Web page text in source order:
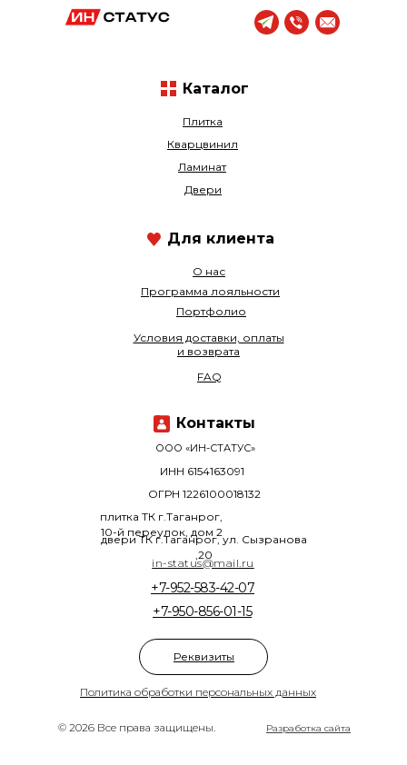
© 2026 Все права защищены.
Политика обработки персональных данных
Плитка
Кварцвинил
+7-950-856-01-15
+7-952-583-42-07
О нас
Ламинат
Программа лояльности
Двери
Портфолио
ООО «ИН-СТАТУС»
плитка ТК г.Таганрог,
10-й переулок, дом 2
двери ТК г.Таганрог, ул. Сызранова
,20
ОГРН 1226100018132
ИНН 6154163091
Разработка сайта
Условия доставки, оплаты
и возврата
FAQ
Каталог
in-status@mail.ru
Контакты
Для клиента
Реквизиты